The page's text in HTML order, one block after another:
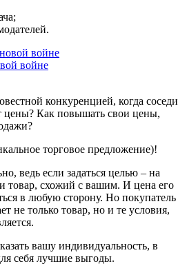
войне
конкуренцией, когда соседи
цены? Как повышать свои цены,
торговое предложение)!
ведь если задаться целью – на
товар, схожий с вашим. И цена его
в любую сторону. Но покупатель
не только товар, но и те условия,
вашу индивидуальность, в
себя лучшие выгоды.